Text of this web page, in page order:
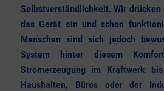
Selbstverständlichkeit. Wir drücken
das Gerät ein und schon
Menschen sind sich jedoch
System hinter diesem
Stromerzeugung im Kraftwerk
Haushalten, Büros oder der